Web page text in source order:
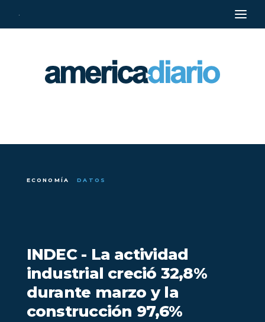
·
ECONOMÍA DATOS
INDEC - La actividad
industrial creció 32,8%
durante marzo y la
construcción 97,6%